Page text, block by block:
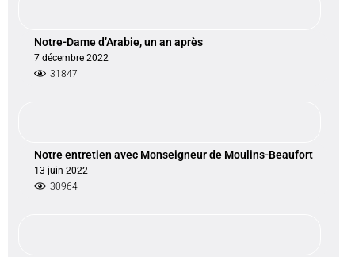
Notre-Dame d’Arabie, un an après
7 décembre 2022
31847
Notre entretien avec Monseigneur de Moulins-Beaufort
13 juin 2022
30964